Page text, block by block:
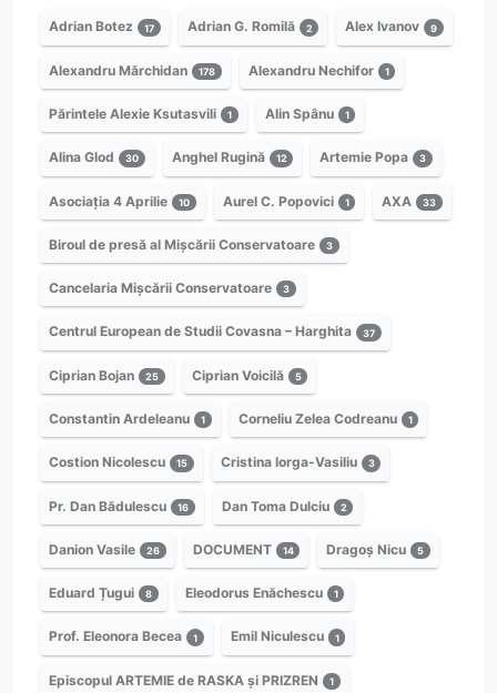
Adrian Botez 17 Adrian G. Romilă 2 Alex Ivanov 9
Alexandru Mărchidan 178 Alexandru Nechifor 1
Părintele Alexie Ksutasvili 1 Alin Spânu 1
Alina Glod 30 Anghel Rugină 12 Artemie Popa 3
Asociația 4 Aprilie 10 Aurel C. Popovici 1 AXA 33
Biroul de presă al Mișcării Conservatoare 3
Cancelaria Mișcării Conservatoare 3
Centrul European de Studii Covasna – Harghita 37
Ciprian Bojan 25 Ciprian Voicilă 5
Constantin Ardeleanu 1 Corneliu Zelea Codreanu 1
Costion Nicolescu 15 Cristina Iorga-Vasiliu 3
Pr. Dan Bădulescu 16 Dan Toma Dulciu 2
Danion Vasile 26 DOCUMENT 14 Dragoș Nicu 5
Eduard Țugui 8 Eleodorus Enăchescu 1
Prof. Eleonora Becea 1 Emil Niculescu 1
Episcopul ARTEMIE de RASKA și PRIZREN 1